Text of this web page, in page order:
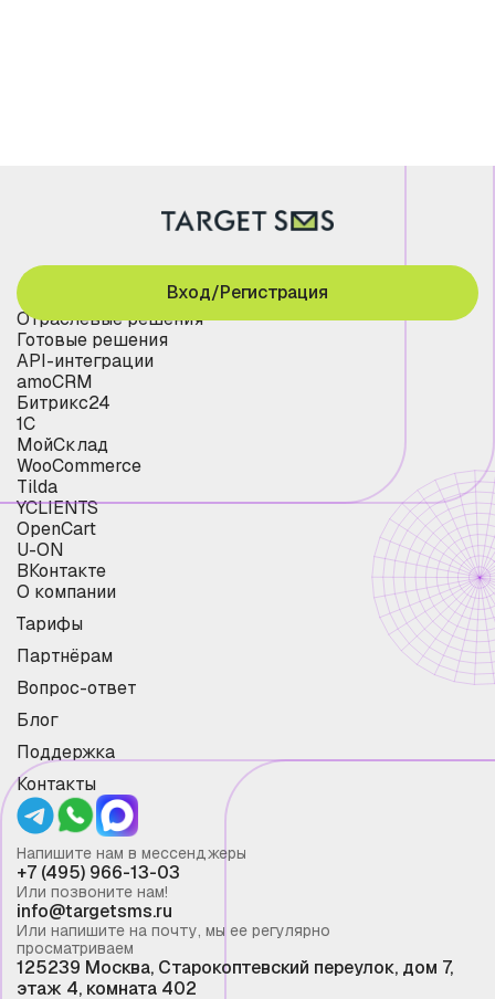
Отраслевые решения
Готовые решения
API-интеграции
amoCRM
Битрикс24
1С
МойСклад
WooCommerce
Tilda
YCLIENTS
OpenCart
U-ON
ВКонтакте
О компании
Тарифы
Партнёрам
Вопрос-ответ
Блог
Поддержка
Контакты
Вход/Регистрация
Напишите нам в мессенджеры
+7 (495) 966-13-03
Или позвоните нам!
info@targetsms.ru
Или напишите на почту, мы ее регулярно
просматриваем
125239 Москва, Старокоптевский переулок, дом 7,
этаж 4, комната 402